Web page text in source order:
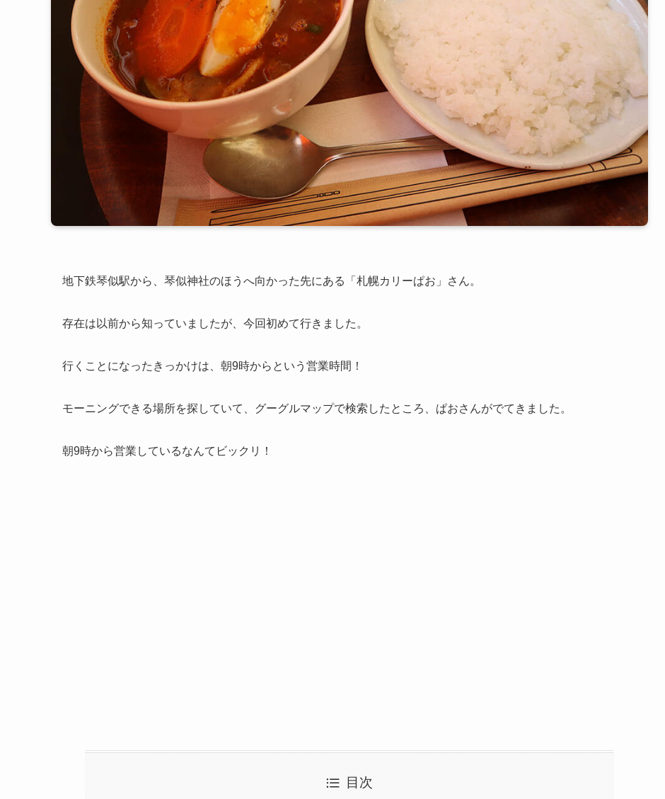
地下鉄琴似駅から、琴似神社のほうへ向かった先にある「札幌カリーぱお」さん。
存在は以前から知っていましたが、今回初めて行きました。
行くことになったきっかけは、朝9時からという営業時間！
モーニングできる場所を探していて、グーグルマップで検索したところ、ぱおさんがでてきました。
朝9時から営業しているなんてビックリ！
目次